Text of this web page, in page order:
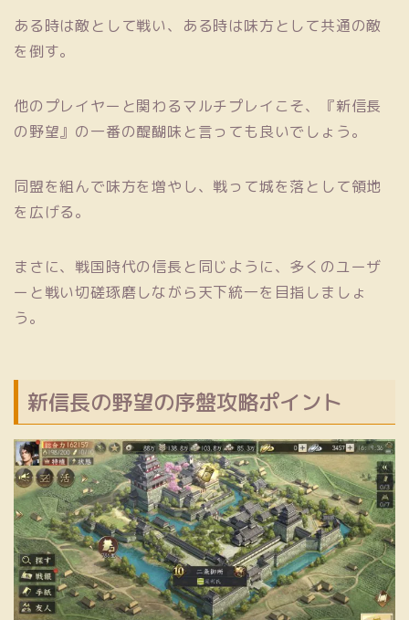
ある時は敵として戦い、ある時は味方として共通の敵
を倒す。
他のプレイヤーと関わるマルチプレイこそ、『新信長
の野望』の一番の醍醐味と言っても良いでしょう。
同盟を組んで味方を増やし、戦って城を落として領地
を広げる。
まさに、戦国時代の信長と同じように、多くのユーザ
ーと戦い切磋琢磨しながら天下統一を目指しましょ
う。
新信長の野望の序盤攻略ポイント